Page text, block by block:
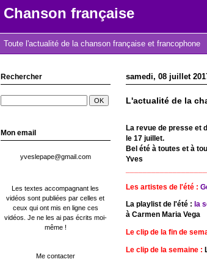
Chanson française
Toute l'actualité de la chanson française et francophone
Rechercher
Mon email
yveslepape@gmail.com
Les textes accompagnant les
vidéos sont publiées par celles et
ceux qui ont mis en ligne ces
vidéos. Je ne les ai pas écrits moi-
même !
Me contacter
samedi, 08 juillet
L'actualité de la
La revue de presse et
le 17 juillet.
Bel été à toutes et à
Yves
Les artistes de l'été :
La playlist de l'été : la
à Carmen Maria Vega
Le clip de la fin de
Le clip de la semaine :